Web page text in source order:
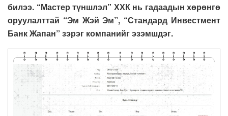
билээ. “Мастер түншлэл” ХХК нь гадаадын хөрөнгө
оруулалттай “Эм Жэй Эм”, “Стандард Инвестмент
Банк Жапан” зэрэг компанийг эзэмшдэг.